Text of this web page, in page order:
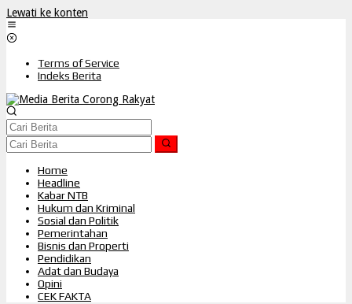
Lewati ke konten
Terms of Service
Indeks Berita
Home
Headline
Kabar NTB
Hukum dan Kriminal
Sosial dan Politik
Pemerintahan
Bisnis dan Properti
Pendidikan
Adat dan Budaya
Opini
CEK FAKTA